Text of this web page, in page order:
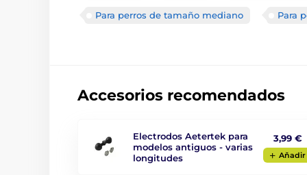
Para perros de tamaño mediano Para
Accesorios recomendados
Electrodos Aetertek para
modelos antiguos - varias
longitudes
3,99 €
Aňadir